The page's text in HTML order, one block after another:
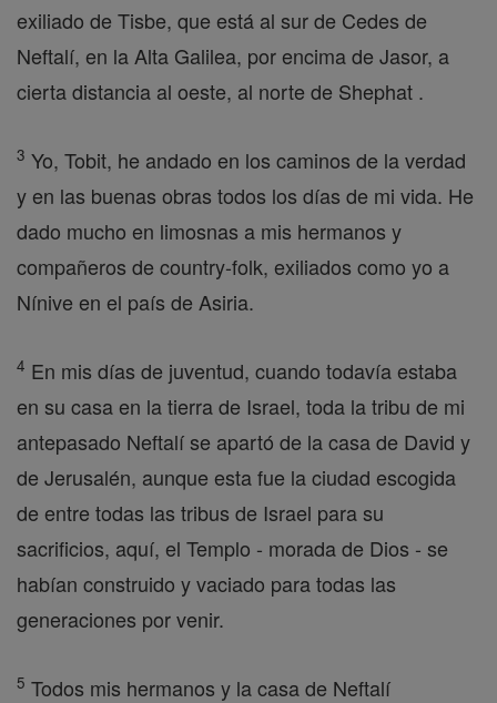
exiliado de Tisbe, que está al sur de Cedes de
Neftalí, en la Alta Galilea, por encima de Jasor, a
cierta distancia al oeste, al norte de Shephat .
3 Yo, Tobit, he andado en los caminos de la verdad
y en las buenas obras todos los días de mi vida. He
dado mucho en limosnas a mis hermanos y
compañeros de country-folk, exiliados como yo a
Nínive en el país de Asiria.
4 En mis días de juventud, cuando todavía estaba
en su casa en la tierra de Israel, toda la tribu de mi
antepasado Neftalí se apartó de la casa de David y
de Jerusalén, aunque esta fue la ciudad escogida
de entre todas las tribus de Israel para su
sacrificios, aquí, el Templo - morada de Dios - se
habían construido y vaciado para todas las
generaciones por venir.
5 Todos mis hermanos y la casa de Neftalí